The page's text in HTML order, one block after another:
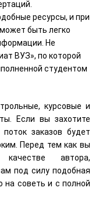
ресурсы, и при
быть легко
Не
ВУЗ», по которой
студентом
курсовые и
Если вы захотите
заказов будет
Перед тем как вы
автора,
под силу подобная
на советь и с полной